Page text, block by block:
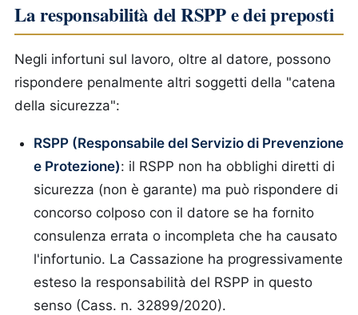
La responsabilità del RSPP e dei preposti
Negli infortuni sul lavoro, oltre al datore, possono
rispondere penalmente altri soggetti della "catena
della sicurezza":
RSPP (Responsabile del Servizio di Prevenzione
e Protezione): il RSPP non ha obblighi diretti di
sicurezza (non è garante) ma può rispondere di
concorso colposo con il datore se ha fornito
consulenza errata o incompleta che ha causato
l'infortunio. La Cassazione ha progressivamente
esteso la responsabilità del RSPP in questo
senso (Cass. n. 32899/2020).